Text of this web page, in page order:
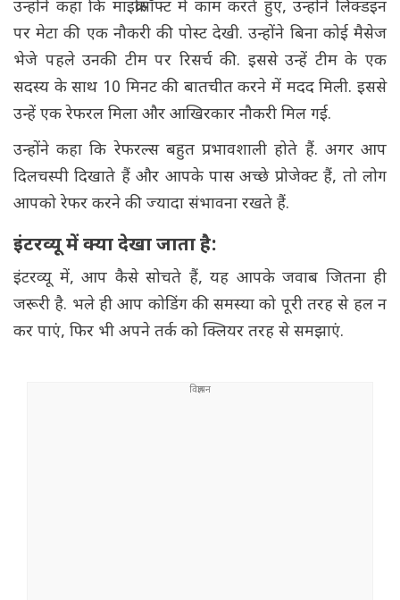
उन्होंने कहा कि माइक्रोसॉफ्ट में काम करते हुए, उन्होंने लिंक्डइन
पर मेटा की एक नौकरी की पोस्ट देखी. उन्होंने बिना कोई मैसेज
भेजे पहले उनकी टीम पर रिसर्च की. इससे उन्हें टीम के एक
सदस्य के साथ 10 मिनट की बातचीत करने में मदद मिली. इससे
उन्हें एक रेफरल मिला और आखिरकार नौकरी मिल गई.
उन्होंने कहा कि रेफरल्स बहुत प्रभावशाली होते हैं. अगर आप
दिलचस्पी दिखाते हैं और आपके पास अच्छे प्रोजेक्ट हैं, तो लोग
आपको रेफर करने की ज्यादा संभावना रखते हैं.
इंटरव्यू में क्या देखा जाता है:
इंटरव्यू में, आप कैसे सोचते हैं, यह आपके जवाब जितना ही
जरूरी है. भले ही आप कोडिंग की समस्या को पूरी तरह से हल न
कर पाएं, फिर भी अपने तर्क को क्लियर तरह से समझाएं.